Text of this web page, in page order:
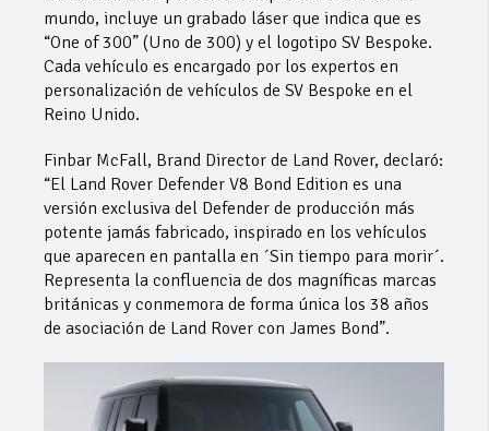
mundo, incluye un grabado láser que indica que es
“One of 300” (Uno de 300) y el logotipo SV Bespoke.
Cada vehículo es encargado por los expertos en
personalización de vehículos de SV Bespoke en el
Reino Unido.
Finbar McFall, Brand Director de Land Rover, declaró:
“El Land Rover Defender V8 Bond Edition es una
versión exclusiva del Defender de producción más
potente jamás fabricado, inspirado en los vehículos
que aparecen en pantalla en ´Sin tiempo para morir´.
Representa la confluencia de dos magníficas marcas
británicas y conmemora de forma única los 38 años
de asociación de Land Rover con James Bond”.